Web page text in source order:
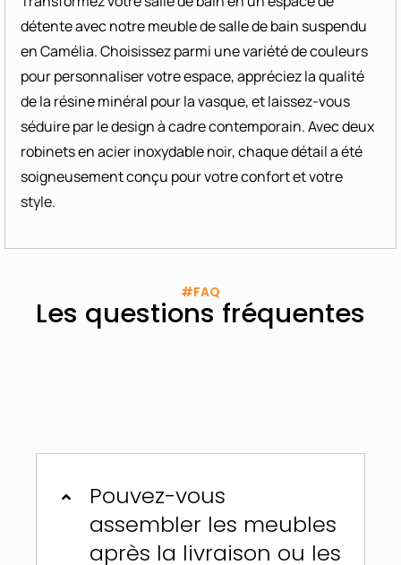
détente avec notre meuble de salle de bain suspendu
en Camélia. Choisissez parmi une variété de couleurs
pour personnaliser votre espace, appréciez la qualité
de la résine minéral pour la vasque, et laissez-vous
séduire par le design à cadre contemporain. Avec deux
robinets en acier inoxydable noir, chaque détail a été
soigneusement conçu pour votre confort et votre
style.
#FAQ
Les questions fréquentes
Pouvez-vous
assembler les meubles
après la livraison ou les